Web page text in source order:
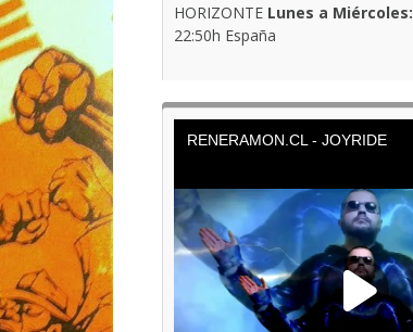
HORIZONTE Lunes a Miércoles:
22:50h España